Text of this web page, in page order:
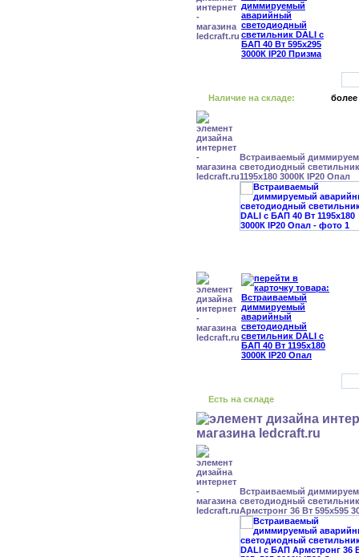
Наличие на складе: более
Встраиваемый
светодиодный
1195x180 3000К IP20 Опал
Есть на складе
Встраиваемый
светодиодный
Армстронг 36 Вт 595x595